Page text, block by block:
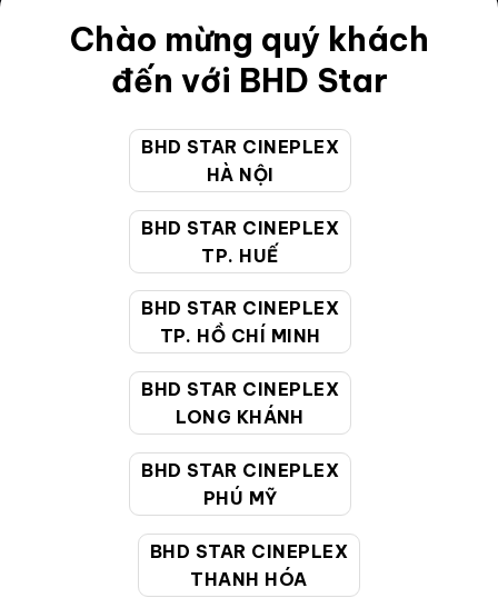
Chào mừng quý khách
đến với BHD Star
BHD STAR CINEPLEX
HÀ NỘI
BHD STAR CINEPLEX
TP. HUẾ
BHD STAR CINEPLEX
TP. HỒ CHÍ MINH
BHD STAR CINEPLEX
LONG KHÁNH
BHD STAR CINEPLEX
PHÚ MỸ
BHD STAR CINEPLEX
THANH HÓA
Điều khoản
Hướng dẫn đặt vé trực tuyến
Quy định và chính sách chung
Chính sách bảo vệ thông tin cá nhân của người tiêu
CHĂM SÓC KHÁCH HÀNG
19002099
Giờ làm việc: 9:00 - 22:00 (Tất cả các ngày bao
cskh@bhdstar.vn